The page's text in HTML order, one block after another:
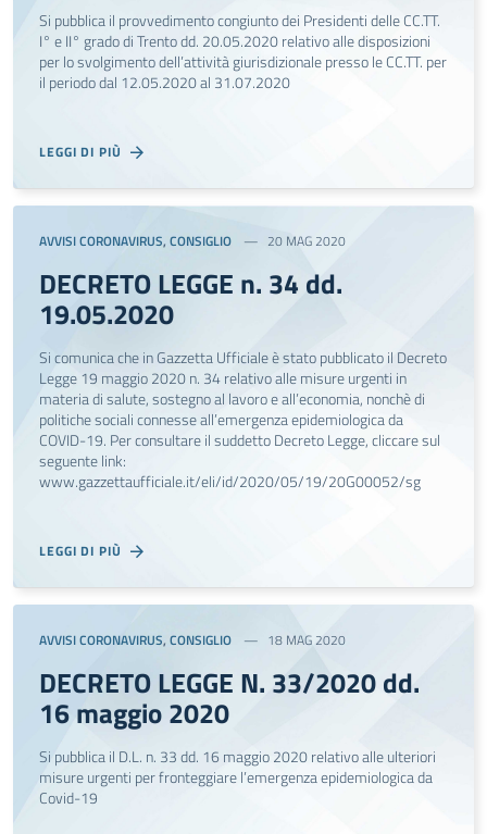
Si pubblica il provvedimento congiunto dei Presidenti delle CC.TT.
I° e II° grado di Trento dd. 20.05.2020 relativo alle disposizioni
per lo svolgimento dell’attività giurisdizionale presso le CC.TT. per
il periodo dal 12.05.2020 al 31.07.2020
LEGGI DI PIÙ
AVVISI CORONAVIRUS, CONSIGLIO 20 MAG 2020
DECRETO LEGGE n. 34 dd.
19.05.2020
Si comunica che in Gazzetta Ufficiale è stato pubblicato il Decreto
Legge 19 maggio 2020 n. 34 relativo alle misure urgenti in
materia di salute, sostegno al lavoro e all’economia, nonchè di
politiche sociali connesse all’emergenza epidemiologica da
COVID-19. Per consultare il suddetto Decreto Legge, cliccare sul
seguente link:
www.gazzettaufficiale.it/eli/id/2020/05/19/20G00052/sg
LEGGI DI PIÙ
AVVISI CORONAVIRUS, CONSIGLIO 18 MAG 2020
DECRETO LEGGE N. 33/2020 dd.
16 maggio 2020
Si pubblica il D.L. n. 33 dd. 16 maggio 2020 relativo alle ulteriori
misure urgenti per fronteggiare l’emergenza epidemiologica da
Covid-19